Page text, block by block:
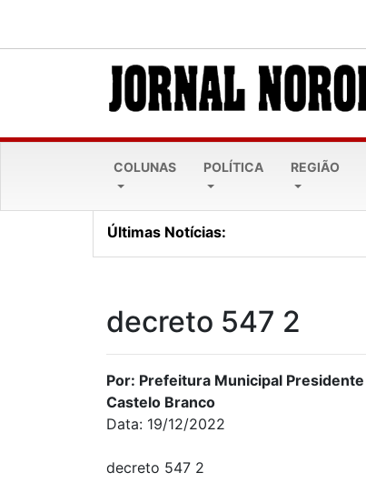
COLUNAS POLÍTICA REGIÃO
Últimas Notícias:
decreto 547 2
Por: Prefeitura Municipal Presidente
Castelo Branco
Data: 19/12/2022
decreto 547 2